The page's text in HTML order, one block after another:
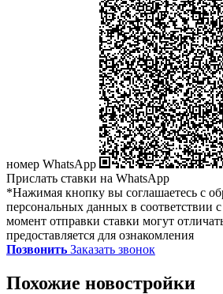
номер WhatsApp
Прислать ставки на WhatsApp
*Нажимая кнопку вы соглашаетесь с
персональных данных в соответствии
момент отправки ставки могут
предоставляется для ознакомления
Позвонить Заказать звонок
Похожие новостройки